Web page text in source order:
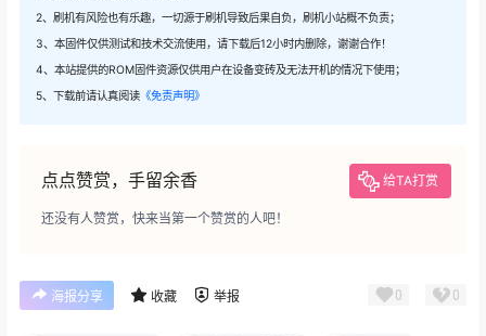
2、刷机有风险也有乐趣，一切源于刷机导致后果自负，刷机小站概不负责；
3、本固件仅供测试和技术交流使用，请下载后12小时内删除，谢谢合作！
4、本站提供的ROM固件资源仅供用户在设备变砖及无法开机的情况下使用；
5、下载前请认真阅读 《免责声明》
点点赞赏，手留余香 给TA打赏
还没有人赞赏，快来当第一个赞赏的人吧！
海报分享 收藏 举报 0 0